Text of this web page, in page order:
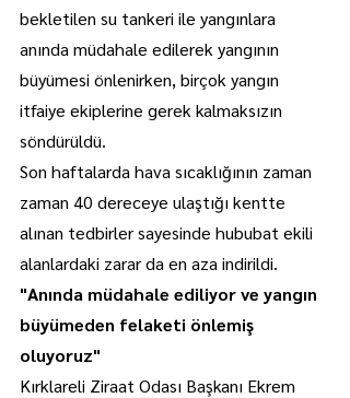
bekletilen su tankeri ile yangınlara
anında müdahale edilerek yangının
büyümesi önlenirken, birçok yangın
itfaiye ekiplerine gerek kalmaksızın
söndürüldü.
Son haftalarda hava sıcaklığının zaman
zaman 40 dereceye ulaştığı kentte
alınan tedbirler sayesinde hububat ekili
alanlardaki zarar da en aza indirildi.
"Anında müdahale ediliyor ve yangın
büyümeden felaketi önlemiş
oluyoruz"
Kırklareli Ziraat Odası Başkanı Ekrem